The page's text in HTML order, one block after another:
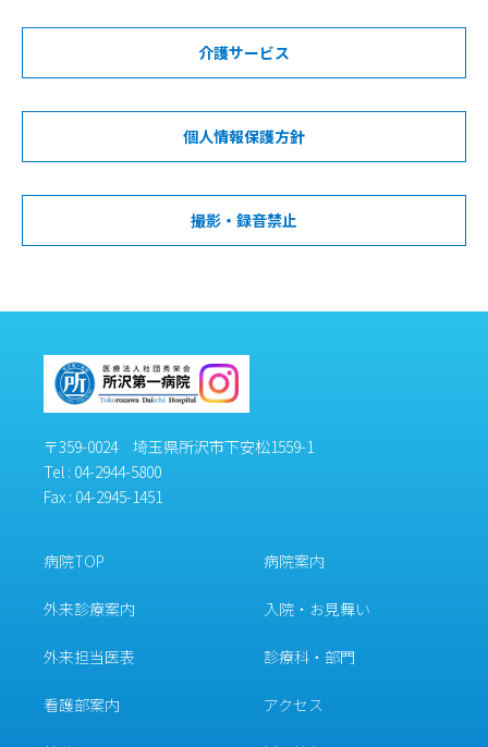
介護サービス
個人情報保護方針
撮影・録音禁止
〒359-0024 埼玉県所沢市下安松1559-1
Tel : 04-2944-5800
Fax : 04-2945-1451
病院TOP 病院案内
外来診療案内 入院・お見舞い
外来担当医表 診療科・部門
看護部案内 アクセス